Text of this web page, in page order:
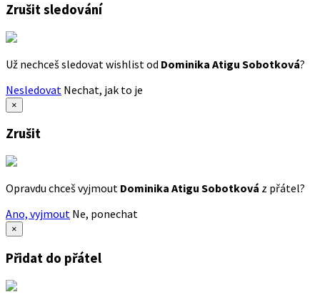
Zrušit sledování
Už nechceš sledovat wishlist od Dominika Atigu Sobotková?
Nesledovat Nechat, jak to je
×
Zrušit
Opravdu chceš vyjmout Dominika Atigu Sobotková z přátel?
Ano, vyjmout Ne, ponechat
×
Přidat do přátel